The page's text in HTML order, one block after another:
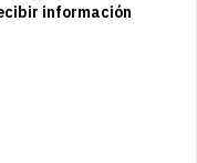
información